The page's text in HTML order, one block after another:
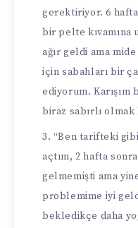
gerektiriyor. 6
bir pelte kıvamına
ağır geldi ama
için sabahları bir
ediyorum.
biraz sabırlı olmak
“Ben tarifteki
açtım, 2 hafta
gelmemişti ama
problemime iyi
bekledikçe daha